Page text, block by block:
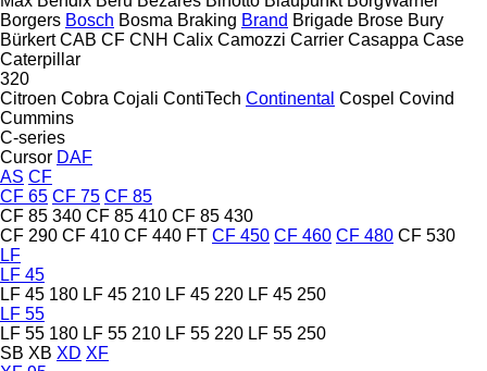
Borgers Bosch Bosma Braking Brand Brigade Brose Bury
Bürkert CAB CF CNH Calix Camozzi Carrier Casappa Case
Caterpillar
320
Citroen Cobra Cojali ContiTech Continental Cospel Covind
Cummins
C-series
Cursor DAF
AS CF
CF 65 CF 75 CF 85
CF 85 340 CF 85 410 CF 85 430
CF 290 CF 410 CF 440 FT CF 450 CF 460 CF 480 CF 530
LF
LF 45
LF 45 180 LF 45 210 LF 45 220 LF 45 250
LF 55
LF 55 180 LF 55 210 LF 55 220 LF 55 250
SB XB XD XF